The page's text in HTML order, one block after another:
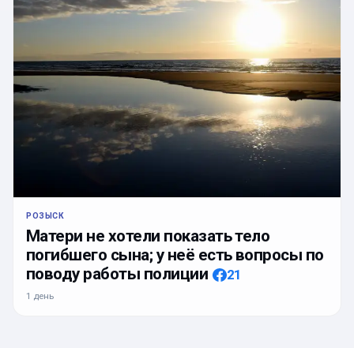
РОЗЫСК
Матери не хотели показать тело
погибшего сына; у неё есть вопросы по
поводу работы полиции
21
1 день